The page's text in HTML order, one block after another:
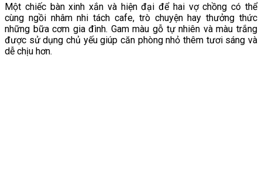
Một chiếc bàn xinh xắn và hiện đại để hai vợ chồng có thể
cùng ngồi nhâm nhi tách cafe, trò chuyện hay thưởng thức
những bữa cơm gia đình. Gam màu gỗ tự nhiên và màu trắng
được sử dụng chủ yếu giúp căn phòng nhỏ thêm tươi sáng và
dễ chịu hơn.